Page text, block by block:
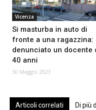
Vicenza
Si masturba in auto di
fronte a una ragazzina:
denunciato un docente
40 anni
30 Maggio 2023
Articoli correlati Di più